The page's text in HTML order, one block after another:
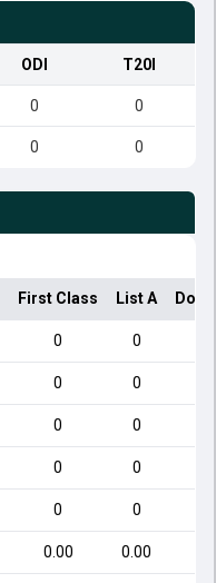
ODI T20I
0 0
0 0
First Class List A
0 0
0 0
0 0
0 0
0 0
0.00 0.00